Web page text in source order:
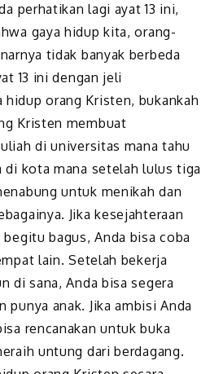
perhatikan lagi ayat 13 ini,
gaya hidup kita, orang-
tidak banyak berbeda
13 ini dengan jeli
hidup orang Kristen, bukankah
Kristen membuat
di universitas mana tahu
di kota mana setelah lulus tiga
untuk menikah dan
Jika kesejahteraan
bagus, Anda bisa coba
lain. Setelah bekerja
di sana, Anda bisa segera
punya anak. Jika ambisi Anda
rencanakan untuk buka
untung dari berdagang.